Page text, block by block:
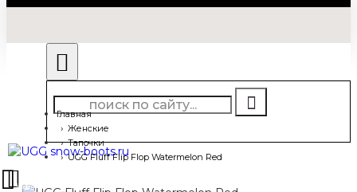
Главная
Женские
Тапочки
UGG Fluff Flip Flop Watermelon Red